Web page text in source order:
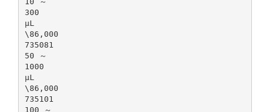
300
μL
\86,000
735081
50 ～
1000
μL
\86,000
735101
100 ～